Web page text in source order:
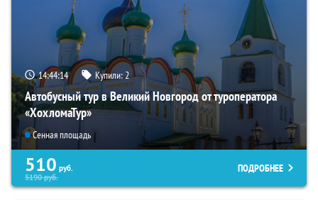
14:44:12 Купили:2
Автобусный тур в Великий Новгород от туроператора
«ХохломаТур»
Сенная площадь
510 руб.
5190руб.
ПОДРОБНЕЕ